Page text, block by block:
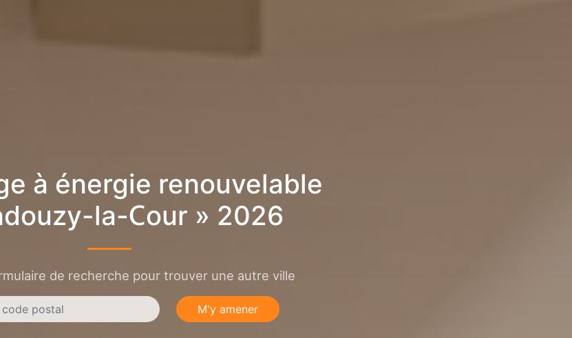
à énergie renouvelable
la-Cour » 2026
de recherche pour trouver une autre ville
M'y amener